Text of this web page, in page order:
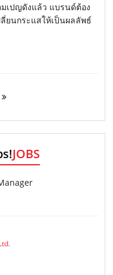
เปญดังแล้ว แบรนด์ต้อง
ลี่ยนกระแสให้เป็นผลลัพธ์
JOBS